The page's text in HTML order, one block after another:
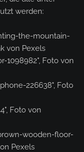
werden:
the-mountain-
von Pexels
1098982", Foto von
226638", Foto
Foto von
wooden-floor-
Pexels